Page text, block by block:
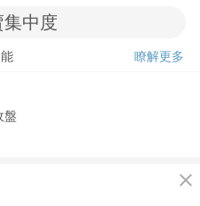
瞭解更多
盤
close